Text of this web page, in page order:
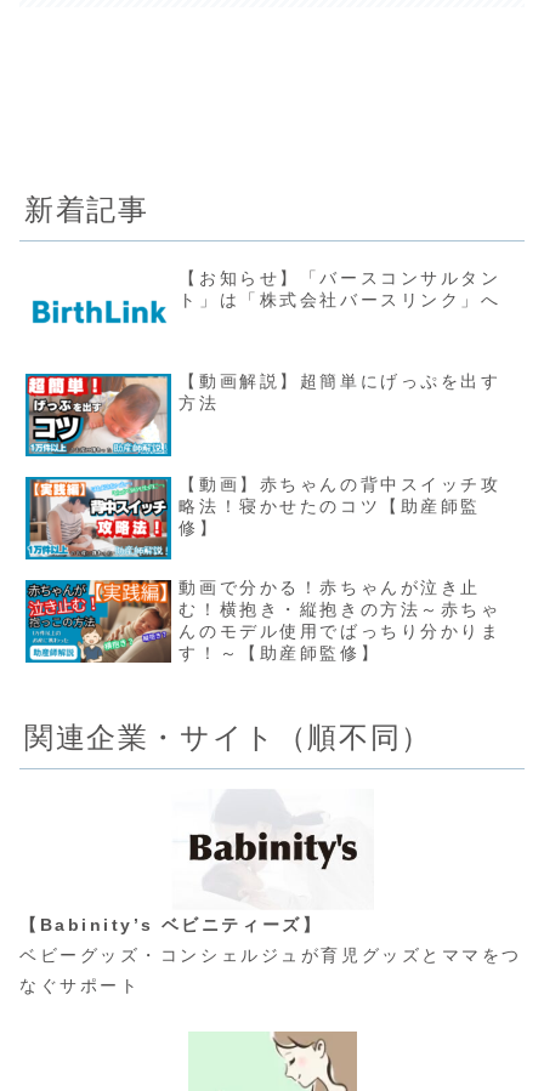
新着記事
【お知らせ】「バースコンサルタン
ト」は「株式会社バースリンク」へ
【動画解説】超簡単にげっぷを出す
方法
【動画】赤ちゃんの背中スイッチ攻
略法！寝かせたのコツ【助産師監
修】
動画で分かる！赤ちゃんが泣き止
む！横抱き・縦抱きの方法～赤ちゃ
んのモデル使用でばっちり分かりま
す！～【助産師監修】
関連企業・サイト（順不同）
【Babinity’s ベビニティーズ】
ベビーグッズ・コンシェルジュが育児グッズとママをつ
なぐサポート